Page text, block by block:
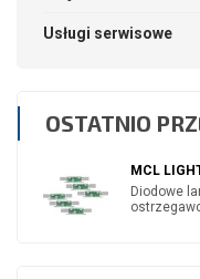
Usługi serwisowe
OSTATNIO
MCL
Diodowe